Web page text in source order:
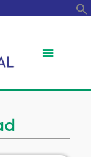
Menú